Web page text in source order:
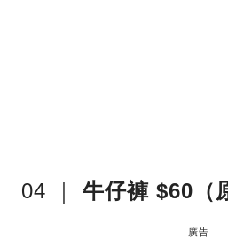
04 ｜ 牛仔褲 $60（
廣告